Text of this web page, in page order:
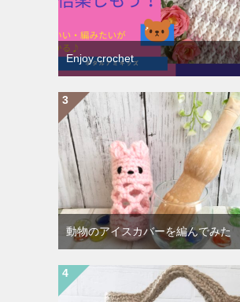
Enjoy crochet
動物のアイスカバーを編んでみた